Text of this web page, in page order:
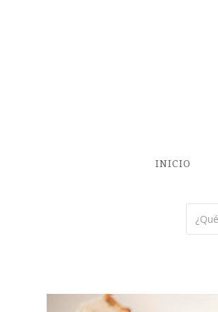
INICIO